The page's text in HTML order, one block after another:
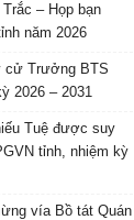
– Họp bạn
năm 2026
cử Trưởng BTS
2026 – 2031
Tuệ được suy
tỉnh, nhiệm kỳ
vía Bồ tát Quán